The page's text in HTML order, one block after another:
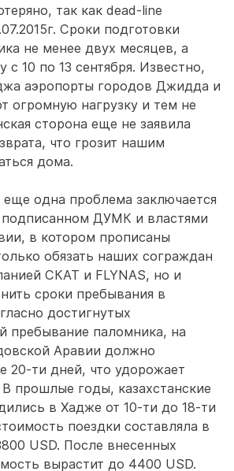
так как dead-line
Сроки подготовки
не менее двух месяцев, а
с 10 по 13 сентября. Известно,
аэропорты городов Джидда и
огромную нагрузку и тем не
сторона еще не заявила
что грозит нашим
дома.
еще одна проблема заключается
ДУМК и властями
в котором прописаны
обязать наших сограждан
СКАТ и FLYNAS, но и
сроки пребывания в
достигнутых
пребывание паломника, на
Аравии должно
20-ти дней, что удорожает
прошлые годы, казахстанские
в Хадже от 10-ти до 18-ти
поездки составляла в
USD. После внесенных
вырастит до 4400 USD.